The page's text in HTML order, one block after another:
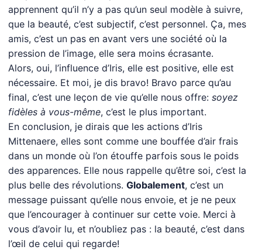
apprennent qu’il n’y a pas qu’un seul modèle à suivre,
que la beauté, c’est subjectif, c’est personnel. Ça, mes
amis, c’est un pas en avant vers une société où la
pression de l’image, elle sera moins écrasante.
Alors, oui, l’influence d’Iris, elle est positive, elle est
nécessaire. Et moi, je dis bravo! Bravo parce qu’au
final, c’est une leçon de vie qu’elle nous offre: soyez
fidèles à vous-même, c’est le plus important.
En conclusion, je dirais que les actions d’Iris
Mittenaere, elles sont comme une bouffée d’air frais
dans un monde où l’on étouffe parfois sous le poids
des apparences. Elle nous rappelle qu’être soi, c’est la
plus belle des révolutions. Globalement, c’est un
message puissant qu’elle nous envoie, et je ne peux
que l’encourager à continuer sur cette voie. Merci à
vous d’avoir lu, et n’oubliez pas : la beauté, c’est dans
l’œil de celui qui regarde!